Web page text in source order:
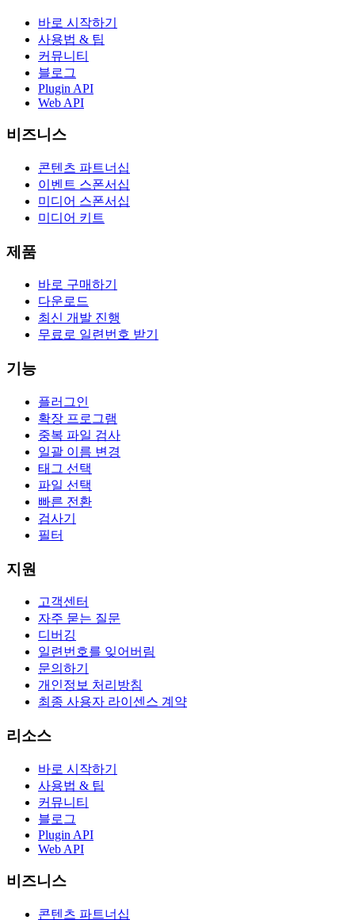
바로 시작하기
사용법 & 팁
커뮤니티
블로그
Plugin API
Web API
비즈니스
콘텐츠 파트너십
이벤트 스폰서십
미디어 스폰서십
미디어 키트
제품
바로 구매하기
다운로드
최신 개발 진행
무료로 일련번호 받기
기능
플러그인
확장 프로그램
중복 파일 검사
일괄 이름 변경
태그 선택
파일 선택
빠른 전환
검사기
필터
지원
고객센터
자주 묻는 질문
디버깅
일련번호를 잊어버림
문의하기
개인정보 처리방침
최종 사용자 라이센스 계약
리소스
바로 시작하기
사용법 & 팁
커뮤니티
블로그
Plugin API
Web API
비즈니스
콘텐츠 파트너십